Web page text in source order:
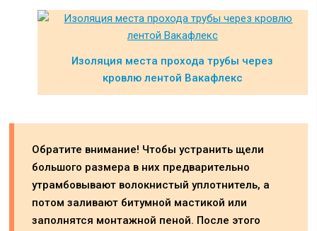
Изоляция места прохода трубы через
кровлю лентой Вакафлекс
Обратите внимание! Чтобы устранить щели
большого размера в них предварительно
утрамбовывают волокнистый уплотнитель, а
потом заливают битумной мастикой или
заполнятся монтажной пеной. После этого